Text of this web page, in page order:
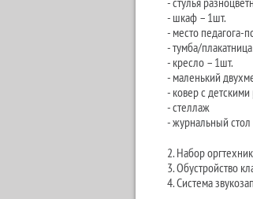
- шкаф – 1шт.
- место педагога-
- тумба/плакатница
- кресло – 1шт.
- маленький
- ковер с
- стеллаж
- журнальный стол
2. Набор
​3. Обустройство
4. Система